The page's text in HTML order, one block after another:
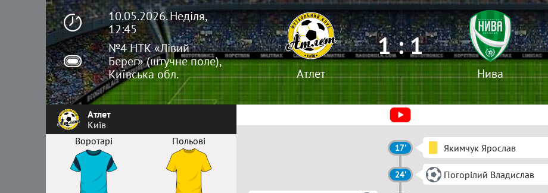
Полісся Харків Чорноморець
10.05.2026. Неділя,
12:45
№4 НТК «Лівий
Берег» (штучне поле),
Київська обл.
Атлет
1 : 1
Нива
Атлет
Київ
Воротарі
Польові
17' Якимчук Ярослав
24' Погорілий Владислав